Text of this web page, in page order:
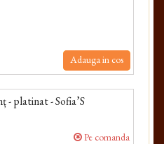
Adauga in cos
- platinat - Sofia’S
Pe comanda